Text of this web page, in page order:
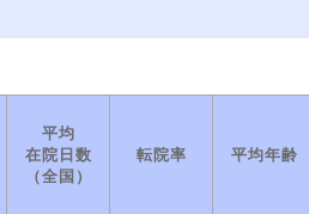
平均
在院日数
（全国）
転院率 平均年齢